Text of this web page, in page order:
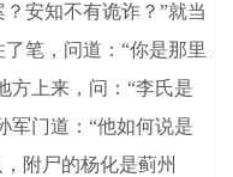
安知不有诡诈？”就当
笔，问道：“你是那里
方上来，问：“李氏是
军门道：“他如何说是
附尸的杨化是蓟州